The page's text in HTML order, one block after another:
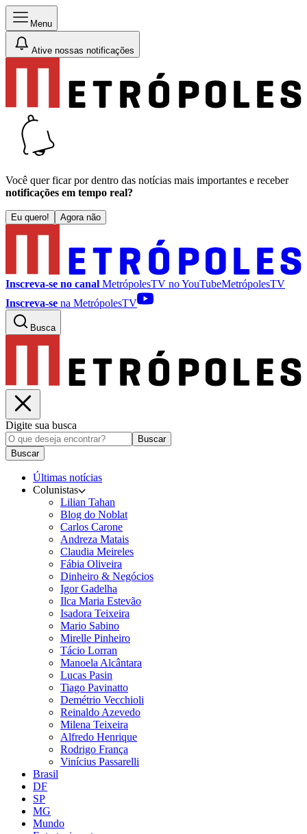
Menu
Ative nossas notificações
Você quer ficar por dentro das notícias mais importantes e receber
notificações em tempo real?
Eu quero! Agora não
Inscreva-se no canal MetrópolesTV noYouTubeMetrópolesTV
Inscreva-se na MetrópolesTV
Busca
Digite sua busca
Buscar
Buscar
Últimas notícias
Colunistas
Lilian Tahan
Blog do Noblat
Carlos Carone
Andreza Matais
Claudia Meireles
Fábia Oliveira
Dinheiro & Negócios
Igor Gadelha
Ilca Maria Estevão
Isadora Teixeira
Mario Sabino
Mirelle Pinheiro
Tácio Lorran
Manoela Alcântara
Lucas Pasin
Tiago Pavinatto
Demétrio Vecchioli
Reinaldo Azevedo
Milena Teixeira
Alfredo Henrique
Rodrigo França
Vinícius Passarelli
Brasil
DF
SP
MG
Mundo